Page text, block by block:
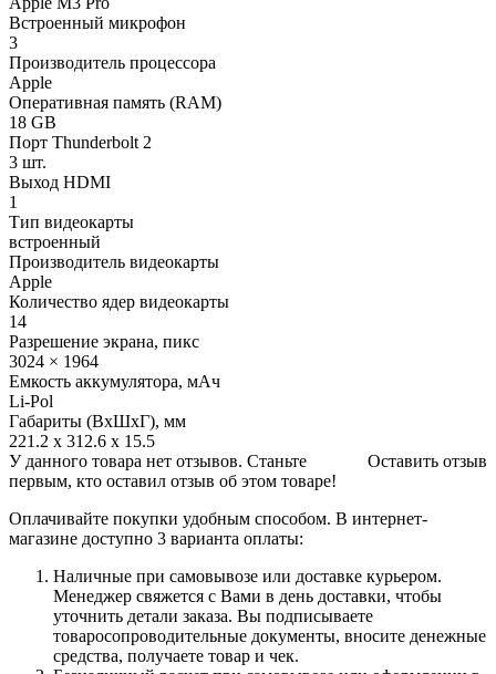
Встроенный микрофон
3
Производитель процессора
Apple
Оперативная память (RAM)
18 GB
Порт Thunderbolt 2
3 шт.
Выход HDMI
1
Тип видеокарты
встроенный
Производитель видеокарты
Apple
Количество ядер видеокарты
14
Разрешение экрана, пикс
3024 × 1964
Емкость аккумулятора, мАч
Li-Pol
Габариты (ВхШхГ), мм
221.2 x 312.6 x 15.5
Оставить отзыв
У данного товара нет отзывов. Станьте
первым, кто оставил отзыв об этом товаре!
Оплачивайте покупки удобным способом. В интернет-
магазине доступно 3 варианта оплаты:
Наличные при самовывозе или доставке курьером.
Менеджер свяжется с Вами в день доставки, чтобы
уточнить детали заказа. Вы подписываете
товаросопроводительные документы, вносите денежные
средства, получаете товар и чек.